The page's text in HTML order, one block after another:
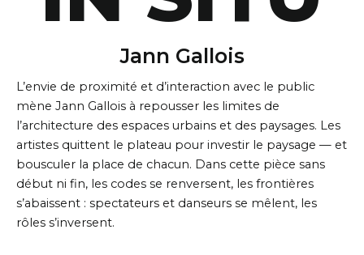
Jann Gallois
L’envie de proximité et d’interaction avec le public
mène Jann Gallois à repousser les limites de
l’architecture des espaces urbains et des paysages. Les
artistes quittent le plateau pour investir le paysage — et
bousculer la place de chacun. Dans cette pièce sans
début ni fin, les codes se renversent, les frontières
s’abaissent : spectateurs et danseurs se mêlent, les
rôles s’inversent.